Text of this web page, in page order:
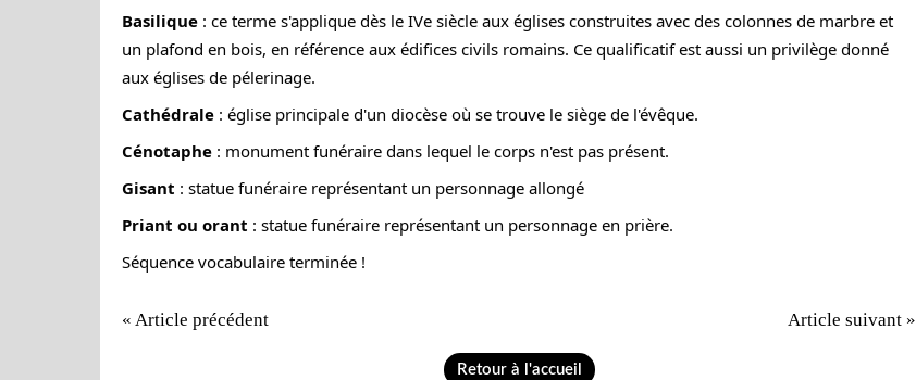
Basilique : ce terme s'applique dès le IVe siècle aux églises construites avec des colonnes de marbre et
un plafond en bois, en référence aux édifices civils romains. Ce qualificatif est aussi un privilège donné
aux églises de pélerinage.
Cathédrale : église principale d'un diocèse où se trouve le siège de l'évêque.
Cénotaphe : monument funéraire dans lequel le corps n'est pas présent.
Gisant : statue funéraire représentant un personnage allongé
Priant ou orant : statue funéraire représentant un personnage en prière.
Séquence vocabulaire terminée !
« Article précédent Article suivant »
Retour à l'accueil